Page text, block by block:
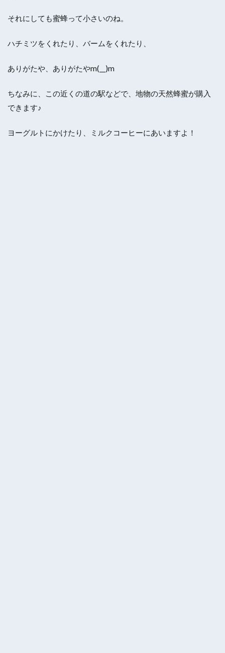
それにしても蜜蜂って小さいのね。
ハチミツをくれたり、バームをくれたり、
ありがたや、ありがたやm(__)m
ちなみに、この近くの道の駅などで、地物の天然蜂蜜が購入
できます♪
ヨーグルトにかけたり、ミルクコーヒーにあいますよ！